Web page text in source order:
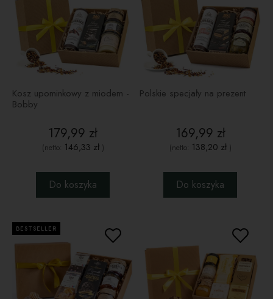
Kosz upominkowy z miodem -
Bobby
179,99 zł
(netto: 146,33 zł)
Do koszyka
Polskie specjały na prezent
169,99 zł
(netto: 138,20 zł)
Do koszyka
BESTSELLER